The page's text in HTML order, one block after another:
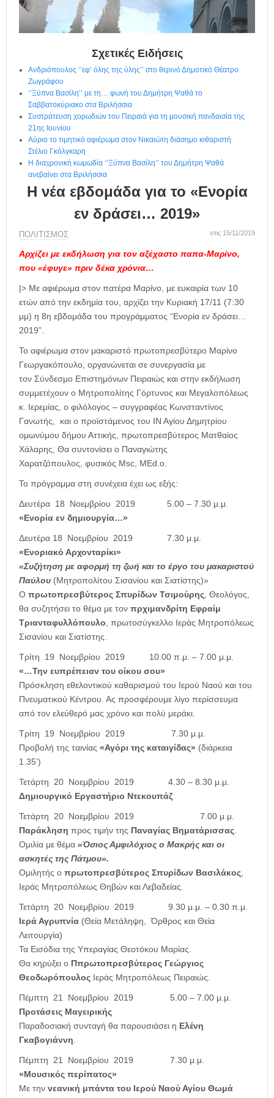
Σχετικές Ειδήσεις
Ανδριόπουλος ‘’εφ’ όλης της ύλης’’ στο θερινό Δημοτικό Θέατρο
Ζωγράφου
‘’Ξύπνα Βασίλη’’ με τη… φωνή του Δημήτρη Ψαθά το
Σαββατοκύριακο στα Βριλήσσια
Συστράτευση χορωδιών του Πειραιά για τη μουσική πανδαισία της
21ης Ιουνίου
Αύριο το τιμητικό αφιέρωμα στον Νικαιώτη διάσημο κιθαριστή
Στέλιο Γκόλγκαρη
Η διαχρονική κωμωδία ‘’Ξύπνα Βασίλη’’ του Δημήτρη Ψαθά
ανεβαίνει στα Βριλήσσια
Η νέα εβδομάδα για το «Ενορία
εν δράσει… 2019»
ΠΟΛΙΤΙΣΜΟΣ στις 15/11/2019
Αρχίζει με εκδήλωση για τον αξέχαστο παπα-Μαρίνο,
που «έφυγε» πριν δέκα χρόνια…
|> Με αφιέρωμα στον πατέρα Μαρίνο, με ευκαιρία των 10
ετών από την εκδημία του, αρχίζει την Κυριακή 17/11 (7:30
μμ) η 8η εβδομάδα του προγράμματος “Ενορία εν δράσει…
2019”.
Το αφιέρωμα στον μακαριστό πρωτοπρεσβύτερο Μαρίνο
Γεωργακόπουλο, οργανώνεται σε συνεργασία με
τον Σύνδεσμο Επιστημόνων Πειραιώς και στην εκδήλωση
συμμετέχουν ο Μητροπολίτης Γόρτυνος και Μεγαλοπόλεως
κ. Ιερεμίας, ο φιλόλογος – συγγραφέας Κωνσταντίνος
Γανωτής, και ο προϊστάμενος του ΙΝ Αγίου Δημητρίου
ομωνύμου δήμου Αττικής, πρωτοπρεσβύτερος Ματθαίος
Χάλαρης, Θα συντονίσει ο Παναγιώτης
Χαρατζόπουλος, φυσικός Msc, MEd.ο.
Το πρόγραμμα στη συνέχεια έχει ως εξής:
Δευτέρα 18 Νοεμβρίου 2019
5.00 – 7.30 μ.μ.
«Ενορία εν δημιουργία…»
Δευτέρα 18 Νοεμβρίου 2019
7.30 μ.μ.
«Ενοριακό Αρχονταρίκι»
«Συζήτηση με αφορμή τη ζωή και το έργο του μακαριστού
Παύλου (Μητροπολίτου Σισανίου και Σιατίστης)»
Ο πρωτοπρεσβύτερος Σπυρίδων Τσιμούρης, Θεολόγος,
θα συζητήσει το θέμα με τον πρχιμανδρίτη Εφραίμ
Τριανταφυλλόπουλο, πρωτοσύγκελλο Ιεράς Μητροπόλεως
Σισανίου και Σιατίστης.
Τρίτη 19 Νοεμβρίου 2019
10.00 π.μ. – 7.00 μ.μ.
«…Την ευπρέπειαν του οίκου σου»
Πρόσκληση εθελοντικού καθαρισμού του Ιερού Ναού και του
Πνευματικού Κέντρου. Ας προσφέρουμε λίγο περίσσευμα
από τον ελεύθερό μας χρόνο και πολύ μεράκι.
Τρίτη 19 Νοεμβρίου 2019
7.30 μ.μ.
Προβολή της ταινίας «Αγόρι της καταιγίδας» (διάρκεια
1.35’)
Τετάρτη 20 Νοεμβρίου 2019
4.30 – 8.30 μ.μ.
Δημιουργικό Εργαστήριο Ντεκουπάζ
Τετάρτη 20 Νοεμβρίου 2019
7.00 μ.μ.
Παράκληση προς τιμήν της Παναγίας Βηματάρισσας.
Ομιλία με θέμα «Όσιος Αμφιλόχιος ο Μακρής και οι
ασκητές της Πάτμου».
Ομιλητής ο πρωτοπρεσβύτερος Σπυρίδων Βασιλάκος,
Ιεράς Μητροπόλεως Θηβών και Λεβαδείας.
Τετάρτη 20 Νοεμβρίου 2019
9.30 μ.μ. – 0.30 π.μ.
Ιερά Αγρυπνία (Θεία Μετάληψη, Όρθρος και Θεία
Λειτουργία)
Τα Εισόδια της Υπεραγίας Θεοτόκου Μαρίας.
Θα κηρύξει ο Ππρωτοπρεσβύτερος Γεώργιος
Θεοδωρόπουλος Ιεράς Μητροπόλεως Πειραιώς.
Πέμπτη 21 Νοεμβρίου 2019
5.00 – 7.00 μ.μ.
Προτάσεις Μαγειρικής
Παραδοσιακή συνταγή θα παρουσιάσει η Ελένη
Γκαβογιάννη.
Πέμπτη 21 Νοεμβρίου 2019
7.30 μ.μ.
«Μουσικός περίπατος»
Με την νεανική μπάντα του Ιερού Ναού Αγίου Θωμά